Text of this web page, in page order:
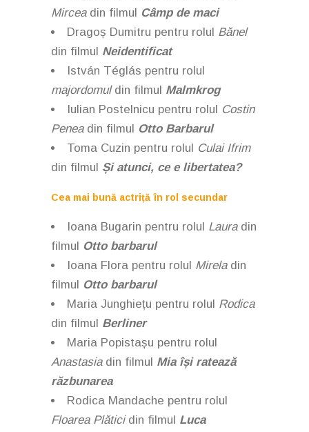
Mirceadin filmul Câmp de maci
Dragoș Dumitru pentru rolul Bănel
din filmul Neidentificat
István Téglás pentru rolul
majordomuldin filmul Malmkrog
Iulian Postelnicu pentru rolul Costin
Penea din filmul Otto Barbarul
Toma Cuzin pentru rolul Culai Ifrim
din filmul Și atunci, ce e libertatea?
Cea mai bună actriță în rol secundar
Ioana Bugarin pentru rolul Lauradin
filmul Otto barbarul
Ioana Flora pentru rolul Mireladin
filmul Otto barbarul
Maria Junghiețu pentru rolul Rodica
din filmul Berliner
Maria Popistașu pentru rolul
Anastasia din filmul Mia își ratează
răzbunarea
Rodica Mandache pentru rolul
Floarea Plăticidin filmul Luca